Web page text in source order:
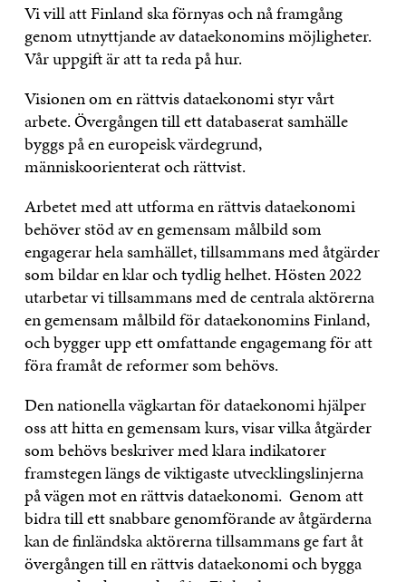
Vi vill att Finland ska förnyas och nå framgång
genom utnyttjande av dataekonomins möjligheter.
Vår uppgift är att ta reda på hur.
Visionen om en rättvis dataekonomi styr vårt
arbete. Övergången till ett databaserat samhälle
byggs på en europeisk värdegrund,
människoorienterat och rättvist.
Arbetet med att utforma en rättvis dataekonomi
behöver stöd av en gemensam målbild som
engagerar hela samhället, tillsammans med åtgärder
som bildar en klar och tydlig helhet. Hösten 2022
utarbetar vi tillsammans med de centrala aktörerna
en gemensam målbild för dataekonomins Finland,
och bygger upp ett omfattande engagemang för att
föra framåt de reformer som behövs.
Den nationella vägkartan för dataekonomi hjälper
oss att hitta en gemensam kurs, visar vilka åtgärder
som behövs beskriver med klara indikatorer
framstegen längs de viktigaste utvecklingslinjerna
på vägen mot en rättvis dataekonomi. Genom att
bidra till ett snabbare genomförande av åtgärderna
kan de finländska aktörerna tillsammans ge fart åt
övergången till en rättvis dataekonomi och bygga